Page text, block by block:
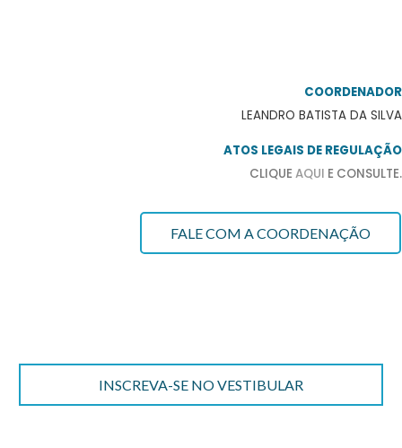
COORDENADOR
LEANDRO BATISTA DA SILVA
ATOS LEGAIS DE REGULAÇÃO
CLIQUE AQUI E CONSULTE.
FALE COM A COORDENAÇÃO
INSCREVA-SE NO VESTIBULAR